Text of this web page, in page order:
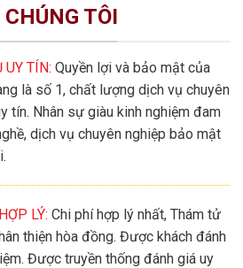
TÔI
UY TÍN: Quyền lợi và bảo mật của
là số 1, chất lượng dịch vụ chuyên
tín. Nhân sự giàu kinh nghiệm đam
dịch vụ chuyên nghiệp bảo mật
LÝ: Chi phí hợp lý nhất, Thám tử
thiện hòa đồng. Được khách đánh
Được truyền thống đánh giá uy